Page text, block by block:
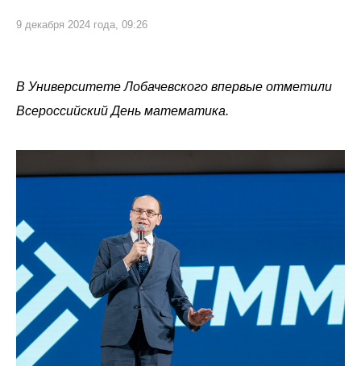
9 декабря 2024 года, 09:26
В Университете Лобачевского впервые отметили
Всероссийский День математика.